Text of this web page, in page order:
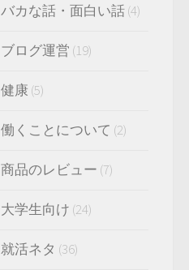
バカな話・面白い話(4)
ブログ運営 (19)
健康 (5)
働くことについて (2)
商品のレビュー (7)
大学生向け (24)
就活ネタ (36)